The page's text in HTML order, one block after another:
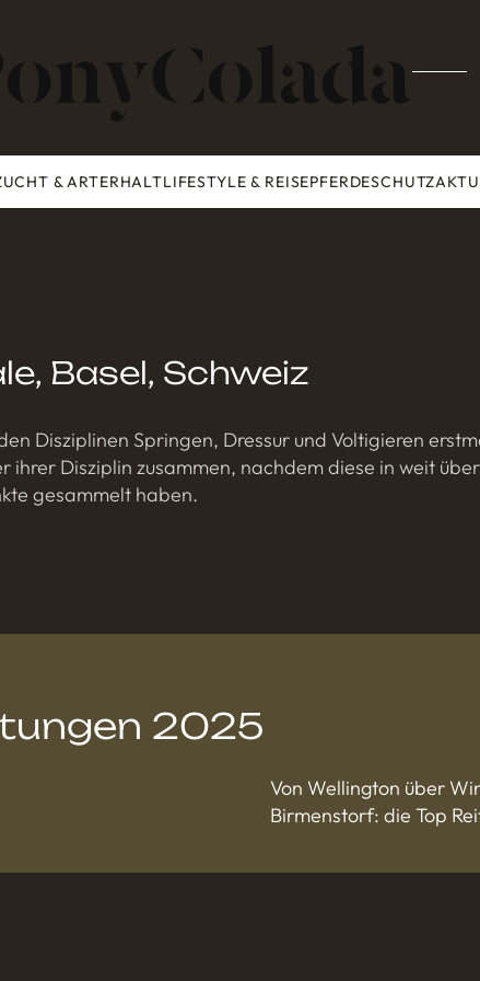
& ARTERHALTLIFESTYLE & REISEPFERDESCHUTZ
Basel, Schweiz
Disziplinen Springen, Dressur und Voltigieren
ihrer Disziplin zusammen, nachdem diese in weit
gesammelt haben.
2025
Von Wellington über
Birmenstorf: die Top